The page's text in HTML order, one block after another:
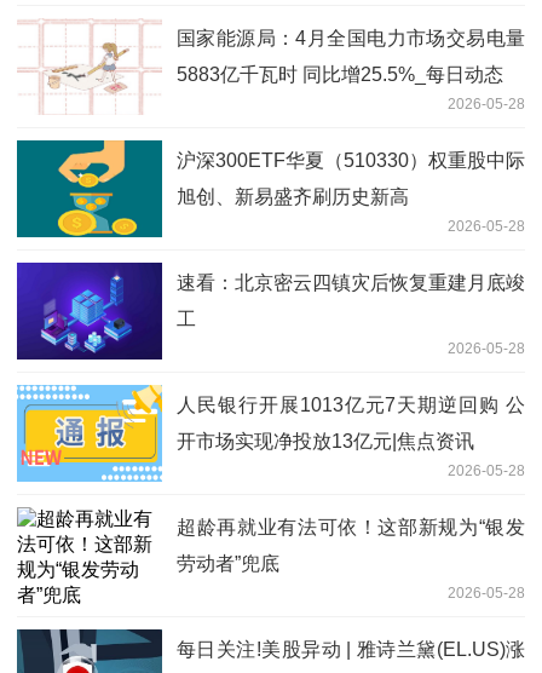
国家能源局：4月全国电力市场交易电量
5883亿千瓦时 同比增25.5%_每日动态
2026-05-28
沪深300ETF华夏（510330）权重股中际
旭创、新易盛齐刷历史新高
2026-05-28
速看：北京密云四镇灾后恢复重建月底竣
工
2026-05-28
人民银行开展1013亿元7天期逆回购 公
开市场实现净投放13亿元|焦点资讯
2026-05-28
超龄再就业有法可依！这部新规为“银发
劳动者”兜底
2026-05-28
每日关注!美股异动 | 雅诗兰黛(EL.US)涨